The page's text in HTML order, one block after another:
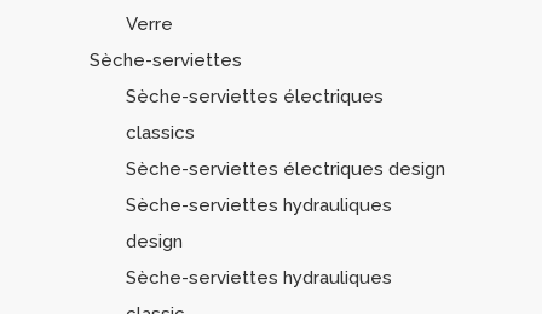
Verre
Sèche-serviettes
Sèche-serviettes électriques
classics
Sèche-serviettes électriques design
Sèche-serviettes hydrauliques
design
Sèche-serviettes hydrauliques